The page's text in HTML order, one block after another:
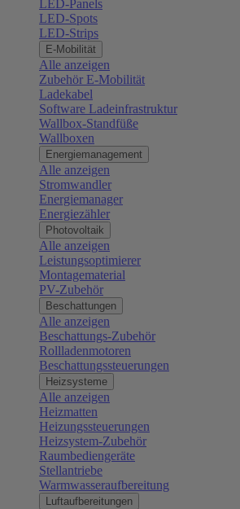
LED-Panels
LED-Spots
LED-Strips
E-Mobilität
Alle anzeigen
Zubehör E-Mobilität
Ladekabel
Software Ladeinfrastruktur
Wallbox-Standfüße
Wallboxen
Energiemanagement
Alle anzeigen
Stromwandler
Energiemanager
Energiezähler
Photovoltaik
Alle anzeigen
Leistungsoptimierer
Montagematerial
PV-Zubehör
Beschattungen
Alle anzeigen
Beschattungs-Zubehör
Rollladenmotoren
Beschattungssteuerungen
Heizsysteme
Alle anzeigen
Heizmatten
Heizungssteuerungen
Heizsystem-Zubehör
Raumbediengeräte
Stellantriebe
Warmwasseraufbereitung
Luftaufbereitungen